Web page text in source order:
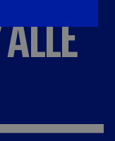
ALLE